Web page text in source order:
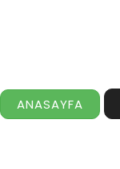
ANASAYFA